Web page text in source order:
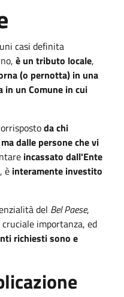
casi definita
è un tributo locale,
(o pernotta) in una
un Comune in cui
da chi
dalle persone che vi
incassato dall'Ente
è interamente investito
del Bel Paese,
importanza, ed
richiesti sono e